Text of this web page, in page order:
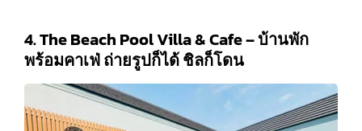
4. The Beach Pool Villa & Cafe – บ้านพัก
พร้อมคาเฟ่ ถ่ายรูปก็ได้ ชิลก็โดน